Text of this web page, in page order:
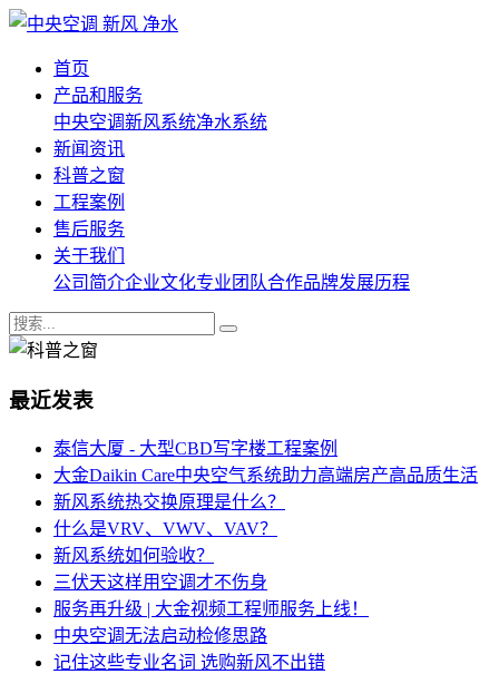
首页
产品和服务
中央空调新风系统净水系统
新闻资讯
科普之窗
工程案例
售后服务
关于我们
公司简介企业文化专业团队合作品牌发展历程
最近发表
泰信大厦 - 大型CBD写字楼工程案例
大金Daikin Care中央空气系统助力高端房产高品质生活
新风系统热交换原理是什么？
什么是VRV、VWV、VAV？
新风系统如何验收？
三伏天这样用空调才不伤身
服务再升级 | 大金视频工程师服务上线！
中央空调无法启动检修思路
记住这些专业名词 选购新风不出错